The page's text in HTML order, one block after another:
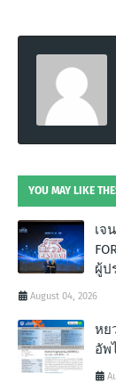
YOU MAY LIKE
เจ
ผู้ป
August 04, 2026
หย
อัพ